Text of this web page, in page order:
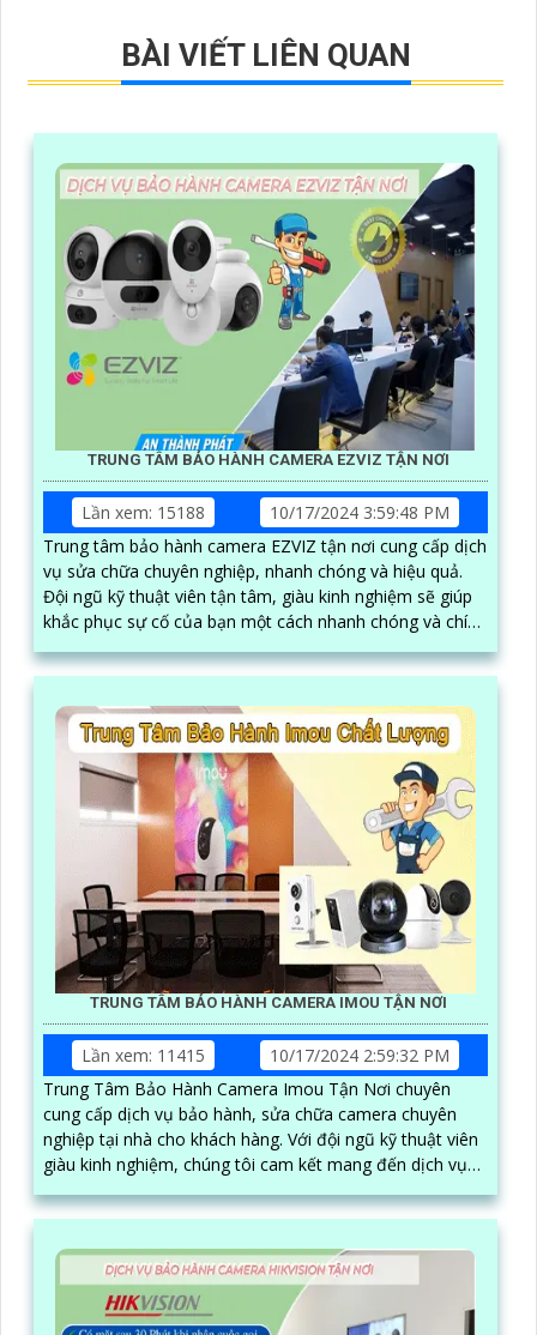
BÀI VIẾT LIÊN QUAN
TRUNG TÂM BẢO HÀNH CAMERA EZVIZ TẬN NƠI
Lần xem: 15188
10/17/2024 3:59:48 PM
Trung tâm bảo hành camera EZVIZ tận nơi cung cấp dịch
vụ sửa chữa chuyên nghiệp, nhanh chóng và hiệu quả.
Đội ngũ kỹ thuật viên tận tâm, giàu kinh nghiệm sẽ giúp
khắc phục sự cố của bạn một cách nhanh chóng và chính
TRUNG TÂM BẢO HÀNH CAMERA IMOU TẬN NƠI
Lần xem: 11415
10/17/2024 2:59:32 PM
Trung Tâm Bảo Hành Camera Imou Tận Nơi chuyên
cung cấp dịch vụ bảo hành, sửa chữa camera chuyên
nghiệp tại nhà cho khách hàng. Với đội ngũ kỹ thuật viên
giàu kinh nghiệm, chúng tôi cam kết mang đến dịch vụ